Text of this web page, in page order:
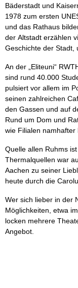
Bäderstadt und
1978 zum ersten
und das Rathaus
der Altstadt erzählen
Geschichte der Stadt,
An der „Eliteuni“
sind rund 40.000
pulsiert vor allem im
seinen zahlreichen
den Gassen und auf
Rund um Dom und
wie Filialen
Quelle allen Ruhms
Thermalquellen war
Aachen zu seiner
heute durch die
Wer sich lieber in der
Möglichkeiten, etwa
locken mehrere
Angebot.